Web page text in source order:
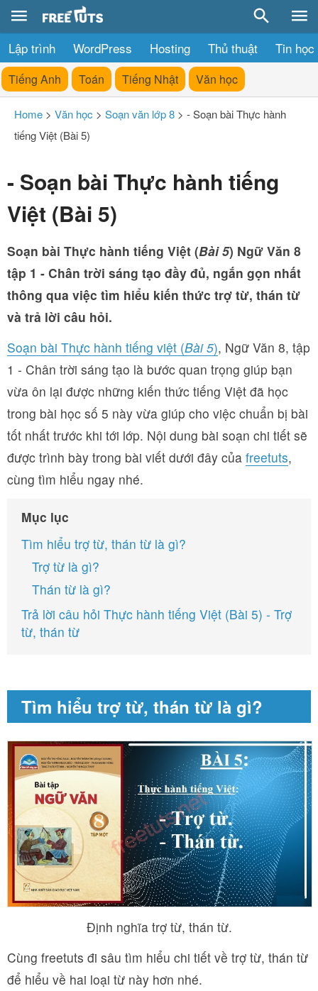
Lập trình WordPress Hosting Thủ thuật Tin học
Tiếng Anh Toán Tiếng Nhật Văn học
Home > Văn học > Soạn văn lớp 8 > - Soạn bài Thực hành
tiếng Việt (Bài 5)
- Soạn bài Thực hành tiếng
Việt (Bài 5)
Soạn bài Thực hành tiếng Việt (Bài 5) Ngữ Văn 8
tập 1 - Chân trời sáng tạo đầy đủ, ngắn gọn nhất
thông qua việc tìm hiểu kiến thức trợ từ, thán từ
và trả lời câu hỏi.
Soạn bài Thực hành tiếng việt (Bài 5), Ngữ Văn 8, tập
1 - Chân trời sáng tạo là bước quan trọng giúp bạn
vừa ôn lại được những kiến thức tiếng Việt đã học
trong bài học số 5 này vừa giúp cho việc chuẩn bị bài
tốt nhất trước khi tới lớp. Nội dung bài soạn chi tiết sẽ
được trình bày trong bài viết dưới đây của freetuts,
cùng tìm hiểu ngay nhé.
Mục lục
Tìm hiểu trợ từ, thán từ là gì?
Trợ từ là gì?
Thán từ là gì?
Trả lời câu hỏi Thực hành tiếng Việt (Bài 5) - Trợ
từ, thán từ
Tìm hiểu trợ từ, thán từ là gì?
Định nghĩa trợ từ, thán từ.
Cùng freetuts đi sâu tìm hiểu chi tiết về trợ từ, thán từ
để hiểu về hai loại từ này hơn nhé.